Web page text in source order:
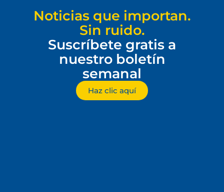
Noticias que importan.
Sin ruido.
Suscríbete gratis a
nuestro boletín
semanal
Haz clic aquí